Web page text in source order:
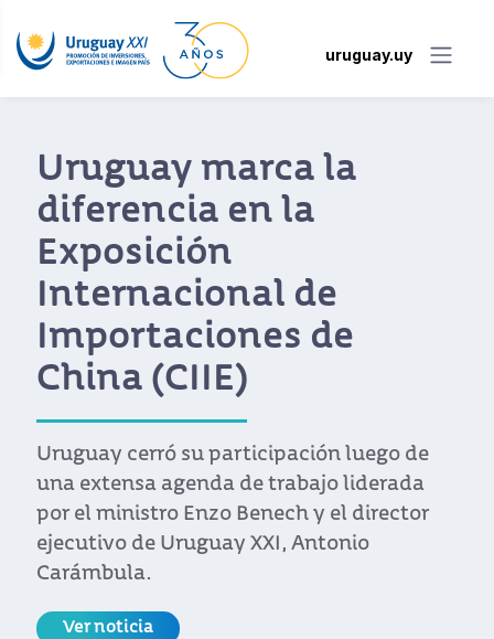
uruguay.uy
Uruguay marca la
diferencia en la
Exposición
Internacional de
Importaciones de
China (CIIE)
Uruguay cerró su participación luego de
una extensa agenda de trabajo liderada
por el ministro Enzo Benech y el director
ejecutivo de Uruguay XXI, Antonio
Carámbula.
Ver noticia